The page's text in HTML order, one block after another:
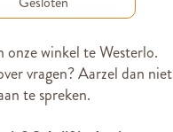
onze winkel te Westerlo.
vragen? Aarzel dan niet
te spreken.